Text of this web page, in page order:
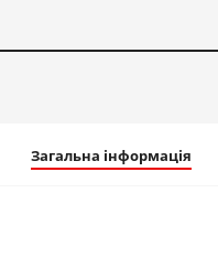
Загальна інформація